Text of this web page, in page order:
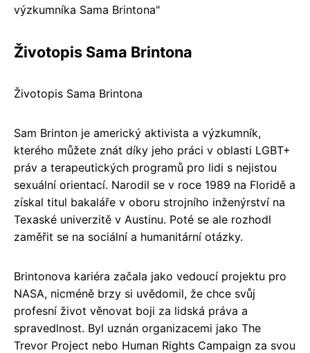
výzkumníka Sama Brintona"
Životopis Sama Brintona
Životopis Sama Brintona
Sam Brinton je americký aktivista a výzkumník,
kterého můžete znát díky jeho práci v oblasti LGBT+
práv a terapeutických programů pro lidi s nejistou
sexuální orientací. Narodil se v roce 1989 na Floridě a
získal titul bakaláře v oboru strojního inženýrství na
Texaské univerzitě v Austinu. Poté se ale rozhodl
zaměřit se na sociální a humanitární otázky.
Brintonova kariéra začala jako vedoucí projektu pro
NASA, nicméně brzy si uvědomil, že chce svůj
profesní život věnovat boji za lidská práva a
spravedlnost. Byl uznán organizacemi jako The
Trevor Project nebo Human Rights Campaign za svou